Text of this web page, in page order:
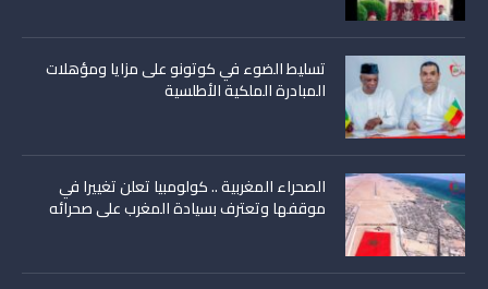
تسليط الضوء في كوتونو على مزايا ومؤهلات
المبادرة الملكية الأطلسية
الصحراء المغربية .. كولومبيا تعلن تغييرا في
موقفها وتعترف بسيادة المغرب على صحرائه